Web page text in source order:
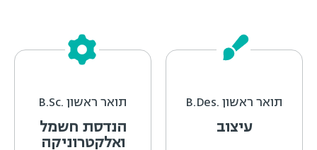
תואר ראשון .B.Des
עיצוב
תואר ראשון .B.Sc
הנדסת חשמל
ואלקטרוניקה